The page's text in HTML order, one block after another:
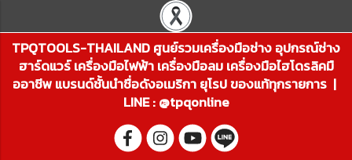
TPQTOOLS-THAILAND ศูนย์รวมเครื่องมือช่าง อุปกรณ์ช่าง
ฮาร์ดแวร์ เครื่องมือไฟฟ้า เครื่องมือลม เครื่องมือไฮโดรลิคมื
ออาชีพ แบรนด์ชั้นนำชื่อดังอเมริกา ยุโรป ของแท้ทุกรายการ |
LINE : @tpqonline